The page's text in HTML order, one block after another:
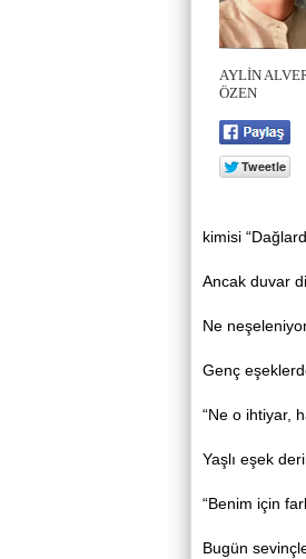
AYLİN
ÖZEN
kimisi
Ancak duvar
Ne
Genç
“Ne o ihtiyar,
Yaşlı eşek
“Benim için
Bugün